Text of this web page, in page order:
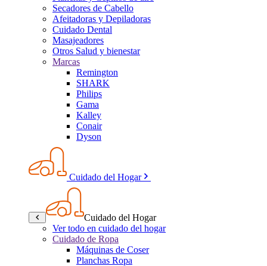
Secadores de Cabello
Afeitadoras y Depiladoras
Cuidado Dental
Masajeadores
Otros Salud y bienestar
Marcas
Remington
SHARK
Philips
Gama
Kalley
Conair
Dyson
Cuidado del Hogar
Cuidado del Hogar
Ver todo en cuidado del hogar
Cuidado de Ropa
Máquinas de Coser
Planchas Ropa